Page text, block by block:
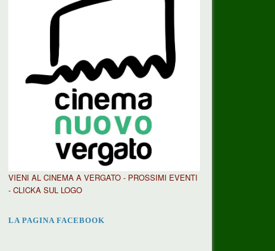
VIENI AL CINEMA A VERGATO - PROSSIMI EVENTI
- CLICKA SUL LOGO
LA PAGINA FACEBOOK